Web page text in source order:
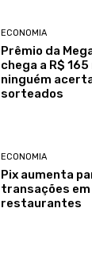
ECONOMIA
Prêmio da
chega a R$
ninguém
sorteados
ECONOMIA
Pix aumenta
transações em
restaurantes